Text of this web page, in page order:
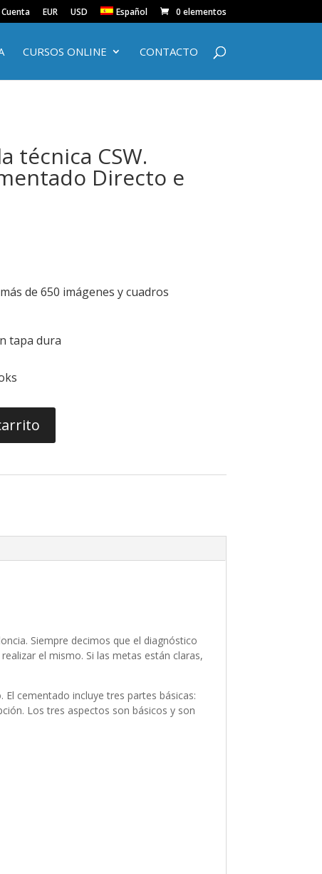
EUR USD Español 0 elementos
CURSOS ONLINE CONTACTO
técnica CSW.
Directo e
de 650 imágenes y cuadros
tapa dura
Siempre decimos que el diagnóstico
el mismo. Si las metas están claras,
cementado incluye tres partes básicas:
Los tres aspectos son básicos y son